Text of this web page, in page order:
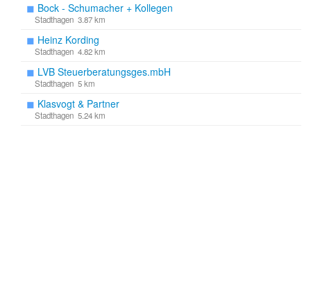
◼ Bock - Schumacher + Kollegen
Stadthagen 3.87 km
◼ Heinz Kording
Stadthagen 4.82 km
◼ LVB Steuerberatungsges.mbH
Stadthagen 5 km
◼ Klasvogt & Partner
Stadthagen 5.24 km